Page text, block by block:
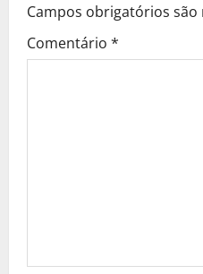
Campos obrigatórios são
Comentário *